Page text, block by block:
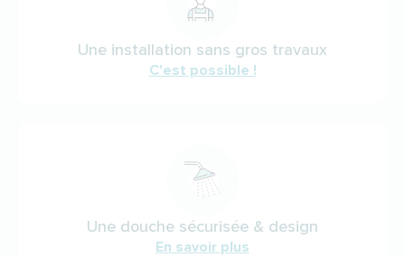
Une installation sans gros travaux
C'est possible !
Une douche sécurisée & design
En savoir plus